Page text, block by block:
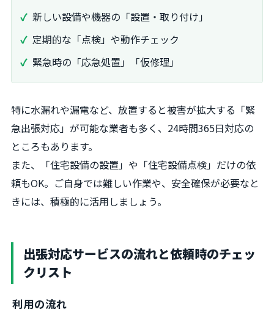
新しい設備や機器の「設置・取り付け」
定期的な「点検」や動作チェック
緊急時の「応急処置」「仮修理」
特に水漏れや漏電など、放置すると被害が拡大する「緊
急出張対応」が可能な業者も多く、24時間365日対応の
ところもあります。
また、「住宅設備の設置」や「住宅設備点検」だけの依
頼もOK。ご自身では難しい作業や、安全確保が必要なと
きには、積極的に活用しましょう。
出張対応サービスの流れと依頼時のチェッ
クリスト
利用の流れ